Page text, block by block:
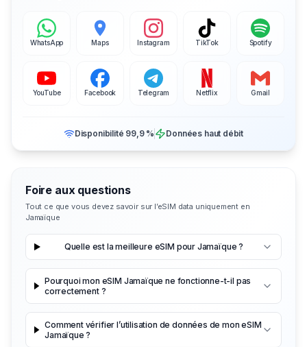
WhatsApp Maps Instagram TikTok Spotify
YouTube Facebook Telegram Netflix Gmail
Disponibilité 99,9 % Données haut débit
Foire aux questions
Tout ce que vous devez savoir sur l’eSIM data uniquement en
Jamaïque
Quelle est la meilleure eSIM pour Jamaïque ?
Pourquoi mon eSIM Jamaïque ne fonctionne-t-il pas
correctement ?
Comment vérifier l’utilisation de données de mon eSIM
Jamaïque ?